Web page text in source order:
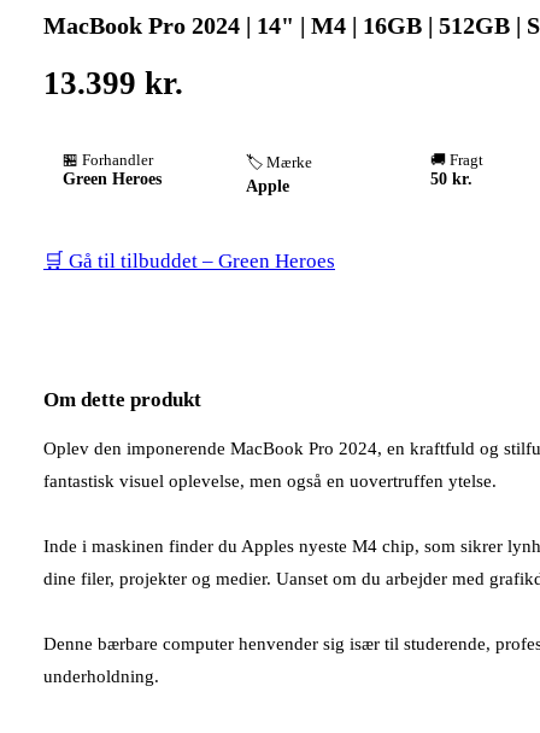
MacBook Pro 2024 | 14" | M4 | 16GB | 512GB |
13.399 kr.
🏪 Forhandler
Green Heroes
🏷️ Mærke
Apple
🚚 Fragt
50 kr.
🛒 Gå til tilbuddet – Green Heroes
Om dette produkt
Oplev den imponerende MacBook Pro 2024, en kraftfuld og
fantastisk visuel oplevelse, men også en uovertruffen ytelse.
Inde i maskinen finder du Apples nyeste M4 chip, som sikrer
dine filer, projekter og medier. Uanset om du arbejder med
Denne bærbare computer henvender sig især til studerende,
underholdning.